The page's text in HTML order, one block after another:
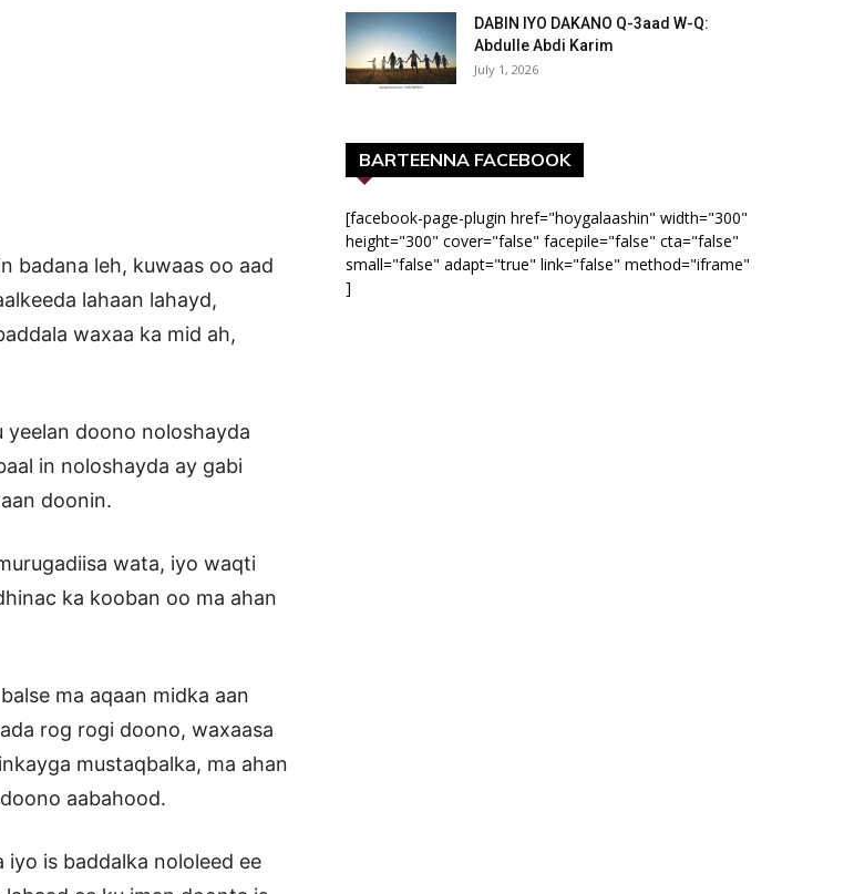
badana leh, kuwaas oo aad
lahaan lahayd,
waxaa ka mid ah,
yeelan doono noloshayda
in noloshayda ay gabi
doonin.
wata, iyo waqti
ka kooban oo ma ahan
ma aqaan midka aan
rog rogi doono, waxaasa
mustaqbalka, ma ahan
aabahood.
is baddalka nololeed ee
DABIN IYO DAKANO Q-3aad W-Q:
Abdulle Abdi Karim
July 1, 2026
BARTEENNA FACEBOOK
[facebook-page-plugin href="hoygalaashin" width="300"
height="300" cover="false" facepile="false" cta="false"
small="false" adapt="true" link="false" method="iframe"
]